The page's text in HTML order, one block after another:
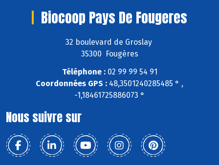
Biocoop Pays De Fougeres
32 boulevard de Groslay
35300 Fougères
Téléphone :02 99 99 54 91
Coordonnées GPS : 48,3501240285485 ° ,
-1,18461725886073 °
Nous suivre sur